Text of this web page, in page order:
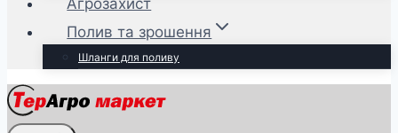
Агрозахист
Полив та зрошення
Шланги для поливу